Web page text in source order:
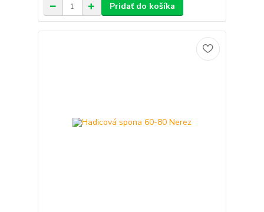
Pridať do košíka